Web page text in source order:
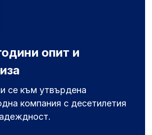
опит и
се към утвърдена
компания с десетилетия